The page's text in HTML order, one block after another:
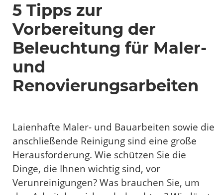
5 Tipps zur
Vorbereitung der
Beleuchtung für Maler-
und
Renovierungsarbeiten
Laienhafte Maler- und Bauarbeiten sowie die
anschließende Reinigung sind eine große
Herausforderung. Wie schützen Sie die
Dinge, die Ihnen wichtig sind, vor
Verunreinigungen? Was brauchen Sie, um